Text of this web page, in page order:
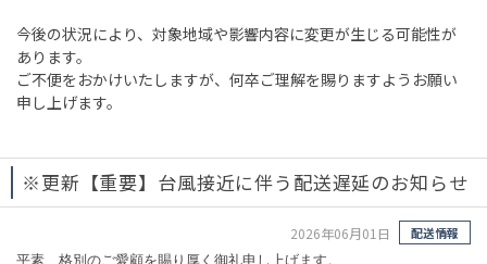
今後の状況により、対象地域や影響内容に変更が生じる可能性が
あります。
ご不便をおかけいたしますが、何卒ご理解を賜りますようお願い
申し上げます。
※更新【重要】台風接近に伴う配送遅延のお知らせ
2026年06月01日 配送情報
平素、格別のご愛顧を賜り厚く御礼申し上げます。